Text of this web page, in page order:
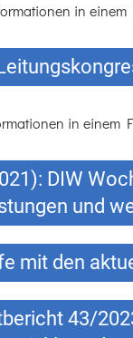
in einem
in einem
DIW
und
mit den
43/